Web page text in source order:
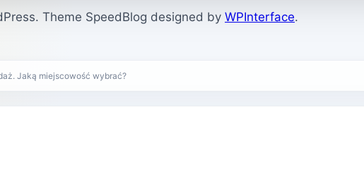
Theme SpeedBlog designed by WPInterface.
Jaką miejscowość wybrać?